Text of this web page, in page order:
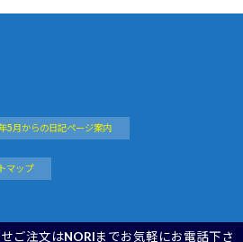
ご注文はNORIまでお気軽にお電話下さ
5月からの日記ページ案内
マップ